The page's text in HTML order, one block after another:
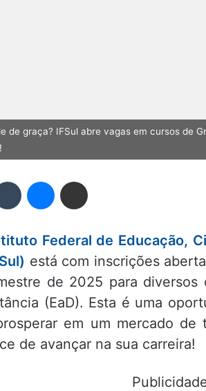
de graça? IFSul abre vagas em cursos de
Federal de Educação,
está com inscrições
de 2025 para diversos
(EaD). Esta é uma
em um mercado de
de avançar na sua carreira!